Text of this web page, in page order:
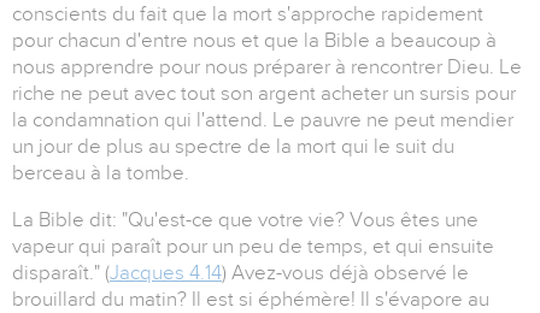
conscients du fait que la mort s'approche rapidement
pour chacun d'entre nous et que la Bible a beaucoup à
nous apprendre pour nous préparer à rencontrer Dieu. Le
riche ne peut avec tout son argent acheter un sursis pour
la condamnation qui l'attend. Le pauvre ne peut mendier
un jour de plus au spectre de la mort qui le suit du
berceau à la tombe.
La Bible dit: "Qu'est-ce que votre vie? Vous êtes une
vapeur qui paraît pour un peu de temps, et qui ensuite
disparaît." (Jacques 4.14) Avez-vous déjà observé le
brouillard du matin? Il est si éphémère! Il s'évapore au